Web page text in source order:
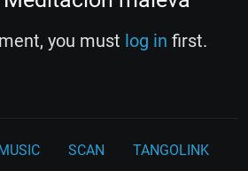
you must log in first.
SCAN TANGOLINK